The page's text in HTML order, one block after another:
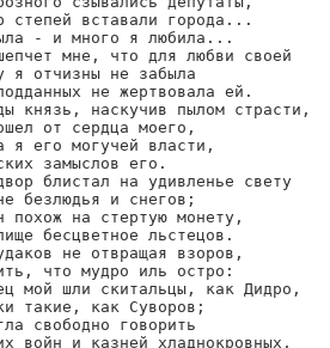
степей вставали города...
- и много я любила...
мне, что для любви своей
я отчизны не забыла
не жертвовала ей.
князь, наскучив пылом страсти,
от сердца моего,
я его могучей власти,
замыслов его.
блистал на удивленье свету
безлюдья и снегов;
похож на стертую монету,
бесцветное льстецов.
не отвращая взоров,
что мудро иль остро:
мой шли скитальцы, как Дидро,
такие, как Суворов;
свободно говорить
войн и казней хладнокровных,